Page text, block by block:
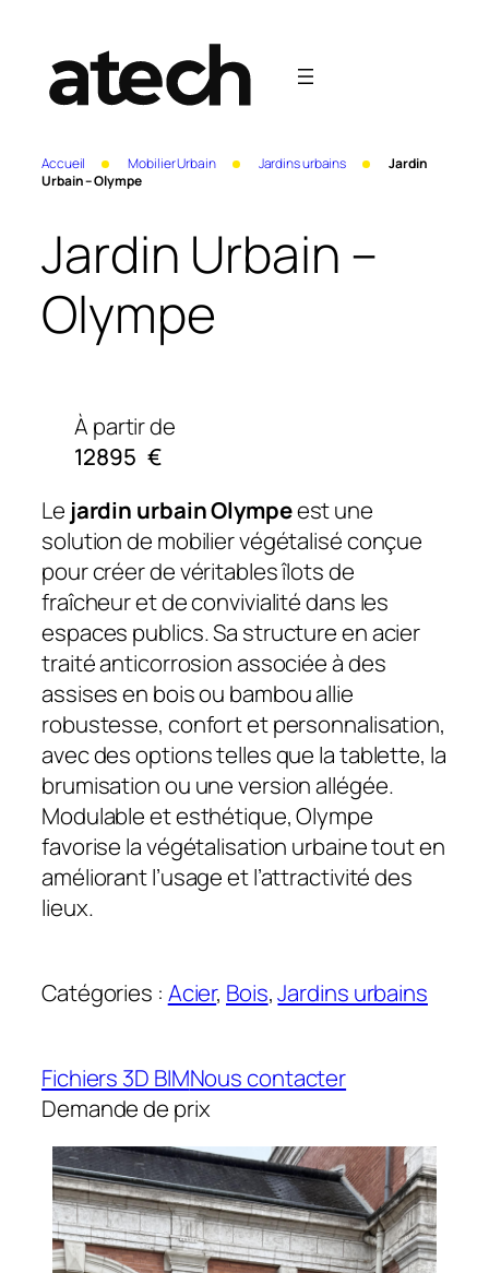
Accueil Mobilier Urbain Jardins urbains
Jardin
Urbain – Olympe
Jardin Urbain –
Olympe
À partir de
12895 €
Le jardin urbain Olympeest une
solution de mobilier végétalisé conçue
pour créer de véritables îlots de
fraîcheur et de convivialité dans les
espaces publics. Sa structure en acier
traité anticorrosion associée à des
assises en bois ou bambou allie
robustesse, confort et personnalisation,
avec des options telles que la tablette, la
brumisation ou une version allégée.
Modulable et esthétique, Olympe
favorise la végétalisation urbaine tout en
améliorant l’usage et l’attractivité des
lieux.
Catégories : Acier, Bois, Jardins urbains
Fichiers 3D BIMNous contacter
Demande de prix